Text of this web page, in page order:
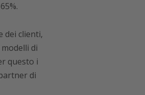
dei clienti,
di
questo i
di